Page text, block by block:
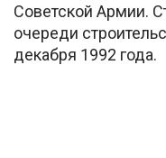
Советской Армии.
очереди
декабря 1992 года.